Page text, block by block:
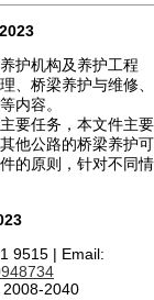
护机构及养护工程
、桥梁养护与维修、
内容。
要任务，本文件主要
他公路的桥梁养护可
的原则，针对不同情
9515 | Email:
2040